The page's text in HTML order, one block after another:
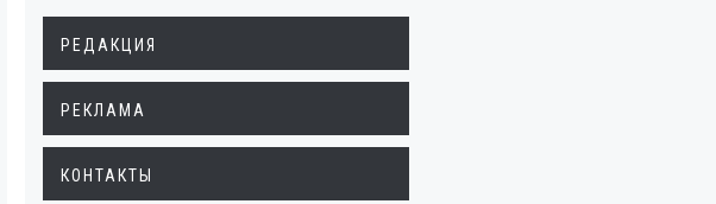
РЕДАКЦИЯ
РЕКЛАМА
КОНТАКТЫ